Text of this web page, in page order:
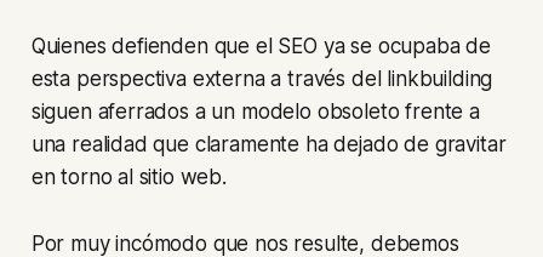
Quienes defienden que el SEO ya se ocupaba de
esta perspectiva externa a través del linkbuilding
siguen aferrados a un modelo obsoleto frente a
una realidad que claramente ha dejado de gravitar
en torno al sitio web.
Por muy incómodo que nos resulte, debemos